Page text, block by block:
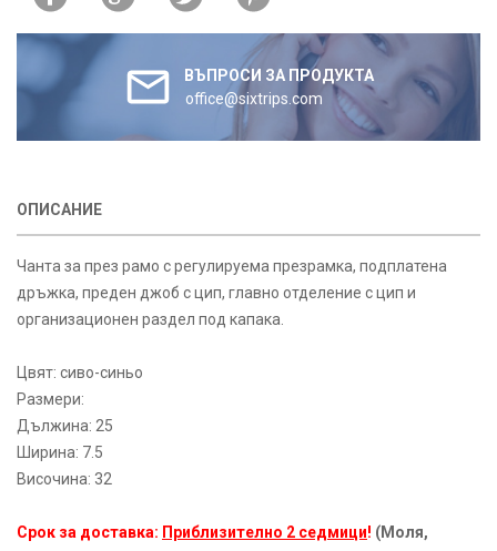
ВЪПРОСИ ЗА ПРОДУКТА
office@sixtrips.com
ОПИСАНИЕ
Чанта за през рамо с регулируема презрамка, подплатена
дръжка, преден джоб с цип, главно отделение с цип и
организационен раздел под капака.
Цвят: сиво-синьо
Размери:
Дължина: 25
Ширина: 7.5
Височина: 32
Срок за доставка: Приблизително 2 седмици! (Моля,